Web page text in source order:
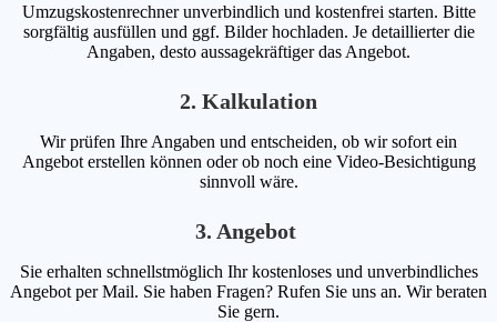
Umzugskostenrechner unverbindlich und kostenfrei starten. Bitte
sorgfältig ausfüllen und ggf. Bilder hochladen. Je detaillierter die
Angaben, desto aussagekräftiger das Angebot.
2. Kalkulation
Wir prüfen Ihre Angaben und entscheiden, ob wir sofort ein
Angebot erstellen können oder ob noch eine Video-Besichtigung
sinnvoll wäre.
3. Angebot
Sie erhalten schnellstmöglich Ihr kostenloses und unverbindliches
Angebot per Mail. Sie haben Fragen? Rufen Sie uns an. Wir beraten
Sie gern.